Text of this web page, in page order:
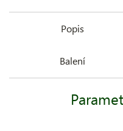
Popis
Balení